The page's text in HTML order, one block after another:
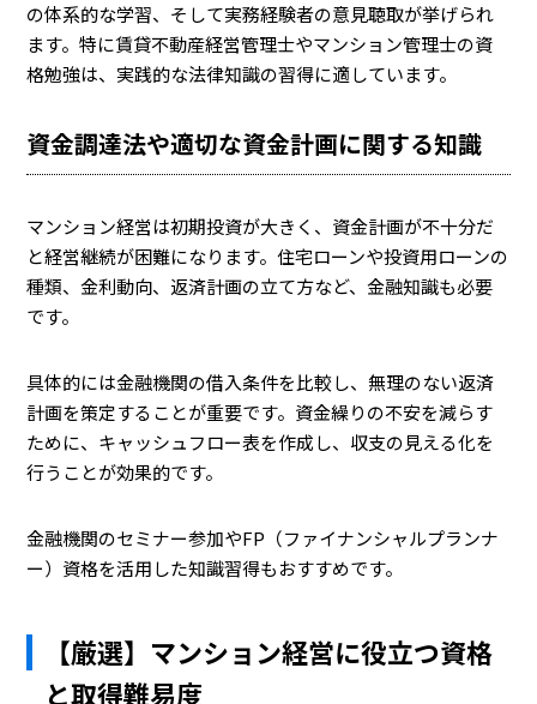
の体系的な学習、そして実務経験者の意見聴取が挙げられ
ます。特に賃貸不動産経営管理士やマンション管理士の資
格勉強は、実践的な法律知識の習得に適しています。
資金調達法や適切な資金計画に関する知識
マンション経営は初期投資が大きく、資金計画が不十分だ
と経営継続が困難になります。住宅ローンや投資用ローンの
種類、金利動向、返済計画の立て方など、金融知識も必要
です。
具体的には金融機関の借入条件を比較し、無理のない返済
計画を策定することが重要です。資金繰りの不安を減らす
ために、キャッシュフロー表を作成し、収支の見える化を
行うことが効果的です。
金融機関のセミナー参加やFP（ファイナンシャルプランナ
ー）資格を活用した知識習得もおすすめです。
【厳選】マンション経営に役立つ資格
と取得難易度